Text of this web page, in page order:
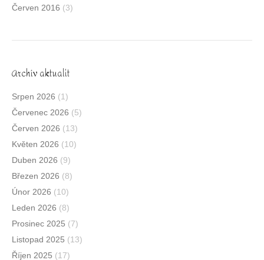
Červen 2016 (3)
Archív aktualit
Srpen 2026 (1)
Červenec 2026 (5)
Červen 2026 (13)
Květen 2026 (10)
Duben 2026 (9)
Březen 2026 (8)
Únor 2026 (10)
Leden 2026 (8)
Prosinec 2025 (7)
Listopad 2025 (13)
Říjen 2025 (17)